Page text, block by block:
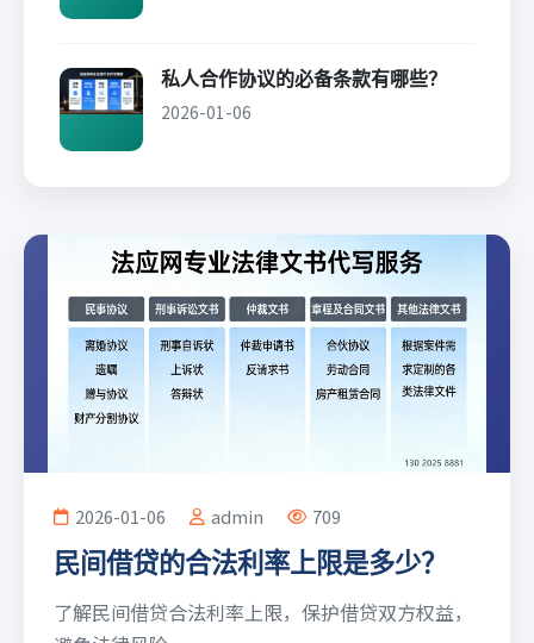
私人合作协议的必备条款有哪些？
2026-01-06
2026-01-06 admin 709
民间借贷的合法利率上限是多少？
了解民间借贷合法利率上限，保护借贷双方权益，